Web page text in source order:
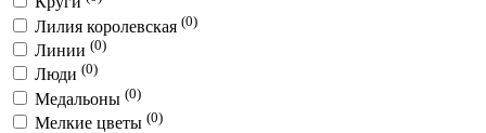
Лилия королевская (0)
Линии (0)
Люди (0)
Медальоны (0)
Мелкие цветы (0)